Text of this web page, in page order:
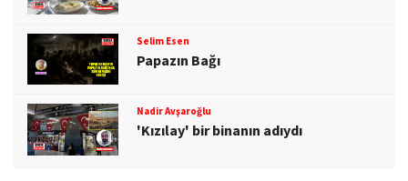
Selim Esen
Papazın Bağı
Nadir Avşaroğlu
'Kızılay' bir binanın adıydı